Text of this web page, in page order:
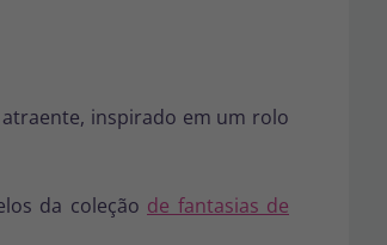
inspirado em um rolo
da coleção de fantasias de